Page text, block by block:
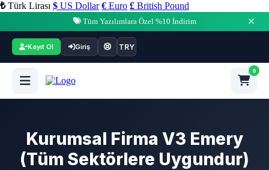
₺Türk Lirası $ US Dollar € Euro £ British Pound
Tüm Yazılımlara Özel %10 İndirim
Kayıt Ol Giriş TRY
0
Kurumsal Firma V3 Emery
(Tüm Sektörlere Uygundur)